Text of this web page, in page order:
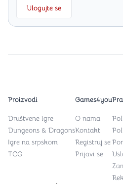
Ulogujte se
Proizvodi
Društvene igre
Dungeons & Dragons
Igre na srpskom
TCG
Games4you
O nama
Kontakt
Registruj se
Prijavi se